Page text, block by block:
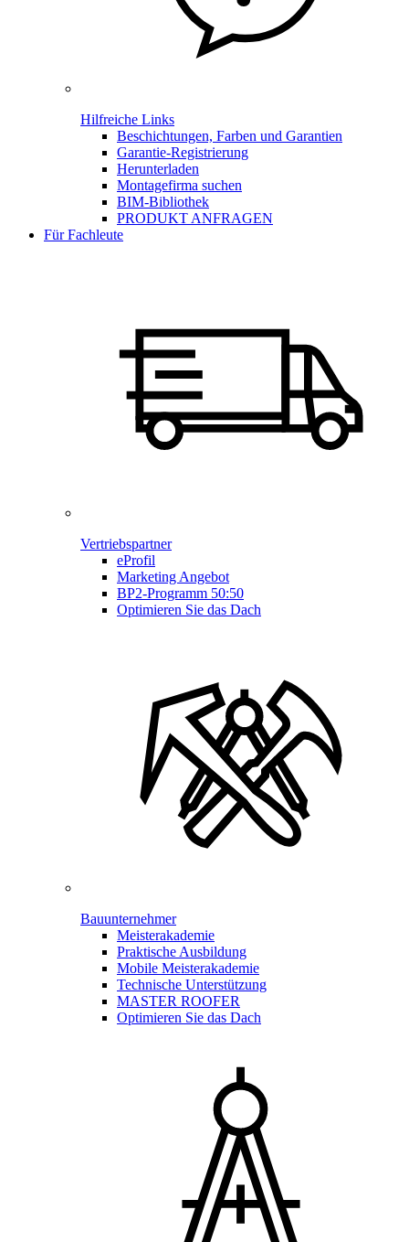
Hilfreiche Links
Beschichtungen, Farben und Garantien
Garantie-Registrierung
Herunterladen
Montagefirma suchen
BIM-Bibliothek
PRODUKT ANFRAGEN
Für Fachleute
Vertriebspartner
eProfil
Marketing Angebot
BP2-Programm 50:50
Optimieren Sie das Dach
Bauunternehmer
Meisterakademie
Praktische Ausbildung
Mobile Meisterakademie
Technische Unterstützung
MASTER ROOFER
Optimieren Sie das Dach